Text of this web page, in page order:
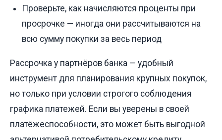
Проверьте, как начисляются проценты при
просрочке — иногда они рассчитываются на
всю сумму покупки за весь период
Рассрочка у партнёров банка — удобный
инструмент для планирования крупных покупок,
но только при условии строгого соблюдения
графика платежей. Если вы уверены в своей
платёжеспособности, это может быть выгодной